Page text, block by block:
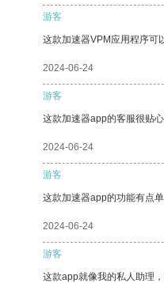
游客
这款加速器VPM应用程序可
2024-06-24
游客
这款加速器app的客服很贴
2024-06-24
游客
这款加速器app的功能有点
2024-06-24
游客
这款app就像我的私人助理